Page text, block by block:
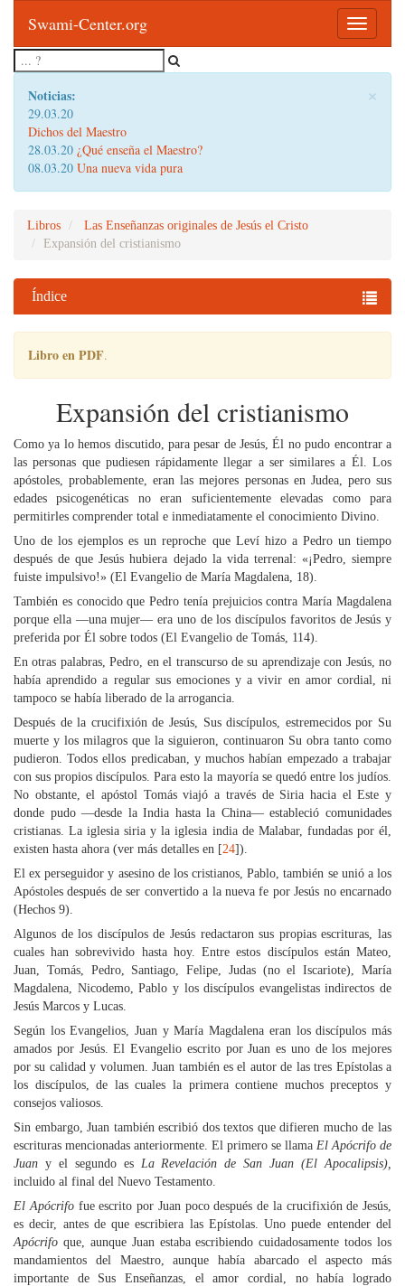
Toggle
Swami-Center.org
×
Noticias:
29.03.20
Dichos del Maestro
28.03.20 ¿Qué enseña el Maestro?
08.03.20 Una nueva vida pura
Libros
Las Enseñanzas originales de Jesús el Cristo
Expansión del cristianismo
Índice
Libro en PDF.
Expansión del cristianismo
Como ya lo hemos discutido, para pesar de Jesús, Él no pudo encontrar a
las personas que pudiesen rápidamente llegar a ser similares a Él. Los
apóstoles, probablemente, eran las mejores personas en Judea, pero sus
edades psicogenéticas no eran suficientemente elevadas como para
permitirles comprender total e inmediatamente el conocimiento Divino.
Uno de los ejemplos es un reproche que Leví hizo a Pedro un tiempo
después de que Jesús hubiera dejado la vida terrenal: «¡Pedro, siempre
fuiste impulsivo!» (El Evangelio de María Magdalena, 18).
También es conocido que Pedro tenía prejuicios contra María Magdalena
porque ella —una mujer— era uno de los discípulos favoritos de Jesús y
preferida por Él sobre todos (El Evangelio de Tomás, 114).
En otras palabras, Pedro, en el transcurso de su aprendizaje con Jesús, no
había aprendido a regular sus emociones y a vivir en amor cordial, ni
tampoco se había liberado de la arrogancia.
Después de la crucifixión de Jesús, Sus discípulos, estremecidos por Su
muerte y los milagros que la siguieron, continuaron Su obra tanto como
pudieron. Todos ellos predicaban, y muchos habían empezado a trabajar
con sus propios discípulos. Para esto la mayoría se quedó entre los judíos.
No obstante, el apóstol Tomás viajó a través de Siria hacia el Este y
donde pudo —desde la India hasta la China— estableció comunidades
cristianas. La iglesia siria y la iglesia india de Malabar, fundadas por él,
existen hasta ahora (ver más detalles en [24]).
El ex perseguidor y asesino de los cristianos, Pablo, también se unió a los
Apóstoles después de ser convertido a la nueva fe por Jesús no encarnado
(Hechos 9).
Algunos de los discípulos de Jesús redactaron sus propias escrituras, las
cuales han sobrevivido hasta hoy. Entre estos discípulos están Mateo,
Juan, Tomás, Pedro, Santiago, Felipe, Judas (no el Iscariote), María
Magdalena, Nicodemo, Pablo y los discípulos evangelistas indirectos de
Jesús Marcos y Lucas.
Según los Evangelios, Juan y María Magdalena eran los discípulos más
amados por Jesús. El Evangelio escrito por Juan es uno de los mejores
por su calidad y volumen. Juan también es el autor de las tres Epístolas a
los discípulos, de las cuales la primera contiene muchos preceptos y
consejos valiosos.
Sin embargo, Juan también escribió dos textos que difieren mucho de las
escrituras mencionadas anteriormente. El primero se llama El Apócrifo de
Juan y el segundo es La Revelación de San Juan (El Apocalipsis),
incluido al final del Nuevo Testamento.
El Apócrifofue escrito por Juan poco después de la crucifixión de Jesús,
es decir, antes de que escribiera las Epístolas. Uno puede entender del
Apócrifo que, aunque Juan estaba escribiendo cuidadosamente todos los
mandamientos del Maestro, aunque había abarcado el aspecto más
importante de Sus Enseñanzas, el amor cordial, no había logrado